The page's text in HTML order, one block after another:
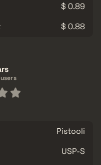
$ 0.89
$ 0.88
Pistooli
USP-S